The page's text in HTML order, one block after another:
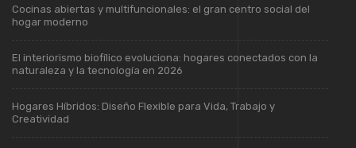
Cocinas abiertas y multifuncionales: el gran centro social del
hogar moderno
El interiorismo biofílico evoluciona: hogares conectados con la
naturaleza y la tecnología en 2026
Hogares Híbridos: Diseño Flexible para Vida, Trabajo y
Creatividad